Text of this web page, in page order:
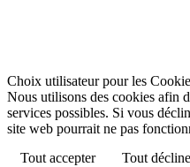
Choix utilisateur pour les
Nous utilisons des cookies afin
services possibles. Si vous
site web pourrait ne pas
Tout accepter
Tout